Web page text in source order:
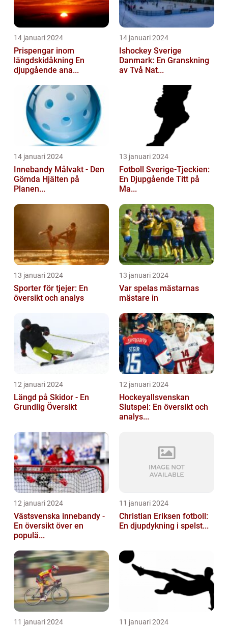
14 januari 2024
Prispengar inom
längdskidåkning En
djupgående ana...
14 januari 2024
Ishockey Sverige
Danmark: En Granskning
av Två Nat...
14 januari 2024
Innebandy Målvakt - Den
Gömda Hjälten på
Planen...
13 januari 2024
Fotboll Sverige-Tjeckien:
En Djupgående Titt på
Ma...
13 januari 2024
Sporter för tjejer: En
översikt och analys
13 januari 2024
Var spelas mästarnas
mästare in
12 januari 2024
Längd på Skidor - En
Grundlig Översikt
12 januari 2024
Hockeyallsvenskan
Slutspel: En översikt och
analys...
12 januari 2024
Västsvenska innebandy -
En översikt över en
populä...
11 januari 2024
Christian Eriksen fotboll:
En djupdykning i spelst...
11 januari 2024 11 januari 2024